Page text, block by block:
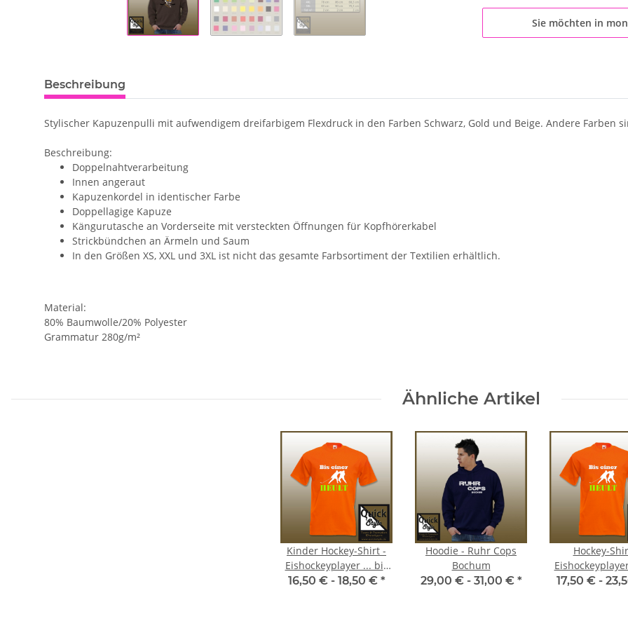
Sie möchten in
Beschreibung
Stylischer Kapuzenpulli mit aufwendigem dreifarbigem Flexdruck in den Farben Schwarz, Gold und Beige. Andere Farben
Beschreibung:
Doppelnahtverarbeitung
Innen angeraut
Kapuzenkordel in identischer Farbe
Doppellagige Kapuze
Kängurutasche an Vorderseite mit versteckten Öffnungen für Kopfhörerkabel
Strickbündchen an Ärmeln und Saum
In den Größen XS, XXL und 3XL ist nicht das gesamte Farbsortiment der Textilien erhältlich.
Material:
80% Baumwolle/20% Polyester
Grammatur 280g/m²
Ähnliche Artikel
Kinder Hockey-Shirt -
Eishockeyplayer ... bis
einer heult
16,50 € - 18,50 € *
Hoodie - Ruhr Cops
Bochum
29,00 € - 31,00 € *
Hockey-
einer
17,50 € -